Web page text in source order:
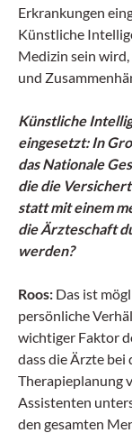
Erkrankungen
Künstliche
Medizin sein
und
Künstliche
eingesetzt: In
das Nationale
die die
statt mit einem
die Ärzteschaft
werden?
Roos: Das ist
persönliche
wichtiger Faktor
dass die Ärzte bei
Therapieplanung
Assistenten
den gesamten